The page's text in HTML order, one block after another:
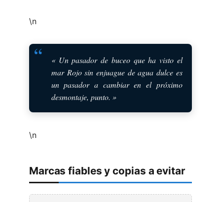
\n
« Un pasador de buceo que ha visto el
mar Rojo sin enjuague de agua dulce es
un pasador a cambiar en el próximo
desmontaje, punto. »
\n
Marcas fiables y copias a evitar